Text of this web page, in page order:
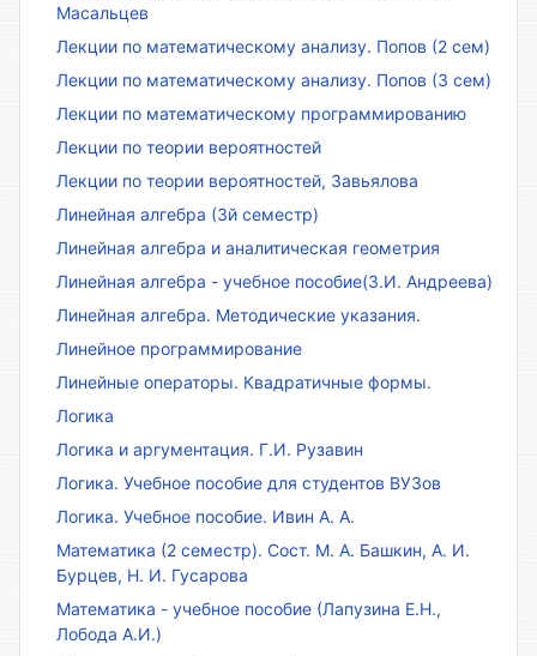
Масальцев
Лекции по математическому анализу. Попов (2 сем)
Лекции по математическому анализу. Попов (3 сем)
Лекции по математическому программированию
Лекции по теории вероятностей
Лекции по теории вероятностей, Завьялова
Линейная алгебра (3й семестр)
Линейная алгебра и аналитическая геометрия
Линейная алгебра - учебное пособие(З.И. Андреева)
Линейная алгебра. Методические указания.
Линейное программирование
Линейные операторы. Квадратичные формы.
Логика
Логика и аргументация. Г.И. Рузавин
Логика. Учебное пособие для студентов ВУЗов
Логика. Учебное пособие. Ивин А. А.
Математика (2 семестр). Сост. М. А. Башкин, А. И.
Бурцев, Н. И. Гусарова
Математика - учебное пособие (Лапузина Е.Н.,
Лобода А.И.)